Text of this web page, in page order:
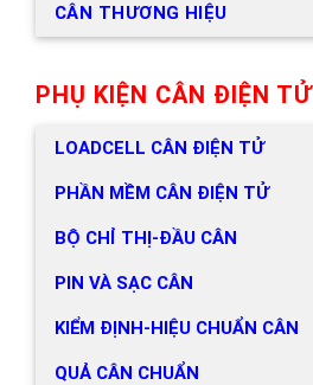
CÂN THƯƠNG HIỆU
PHỤ KIỆN CÂN ĐIỆN TỬ
LOADCELL CÂN ĐIỆN TỬ
PHẦN MỀM CÂN ĐIỆN TỬ
BỘ CHỈ THỊ-ĐẦU CÂN
PIN VÀ SẠC CÂN
KIỂM ĐỊNH-HIỆU CHUẨN CÂN
QUẢ CÂN CHUẨN